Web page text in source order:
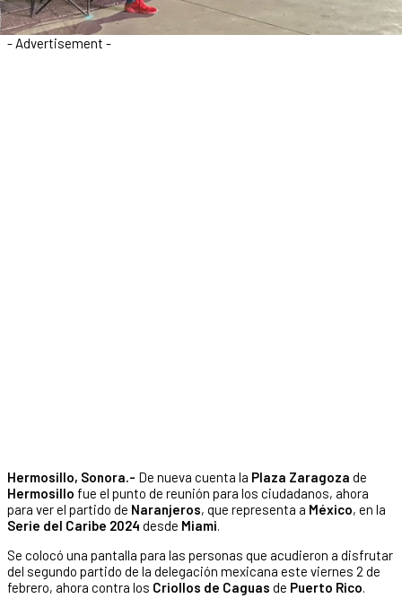
- Advertisement -
Hermosillo, Sonora.- De nueva cuenta la Plaza Zaragoza de
Hermosillo fue el punto de reunión para los ciudadanos, ahora
para ver el partido de Naranjeros, que representa a México, en la
Serie del Caribe 2024 desde Miami.
Se colocó una pantalla para las personas que acudieron a disfrutar
del segundo partido de la delegación mexicana este viernes 2 de
febrero, ahora contra los Criollos de Caguas de Puerto Rico.